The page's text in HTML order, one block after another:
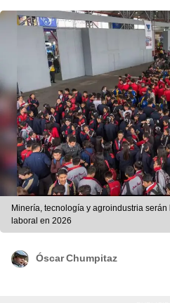
Minería, tecnología y agroindustria
laboral en 2026
Óscar Chumpitaz